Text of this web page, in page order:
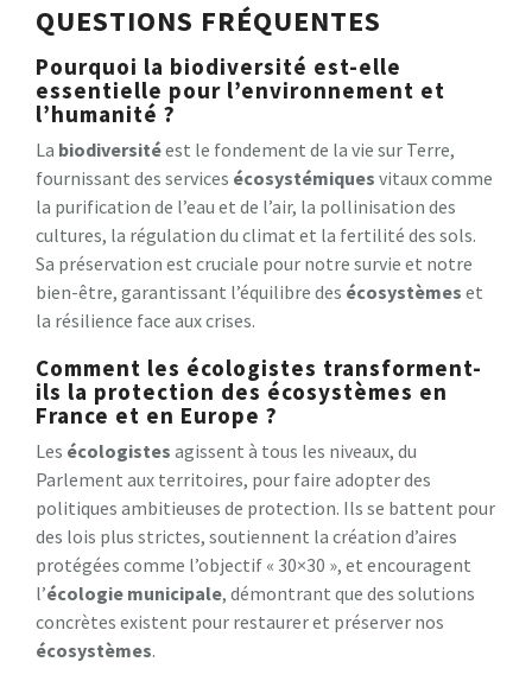
QUESTIONS FRÉQUENTES
Pourquoi la biodiversité est-elle
essentielle pour l’environnement et
l’humanité ?
La biodiversitéest le fondement de la vie sur Terre,
fournissant des services écosystémiques vitaux comme
la purification de l’eau et de l’air, la pollinisation des
cultures, la régulation du climat et la fertilité des sols.
Sa préservation est cruciale pour notre survie et notre
bien-être, garantissant l’équilibre des écosystèmes et
la résilience face aux crises.
Comment les écologistes transforment-
ils la protection des écosystèmes en
France et en Europe ?
Les écologistes agissent à tous les niveaux, du
Parlement aux territoires, pour faire adopter des
politiques ambitieuses de protection. Ils se battent pour
des lois plus strictes, soutiennent la création d’aires
protégées comme l’objectif « 30×30 », et encouragent
l’écologie municipale, démontrant que des solutions
concrètes existent pour restaurer et préserver nos
écosystèmes.